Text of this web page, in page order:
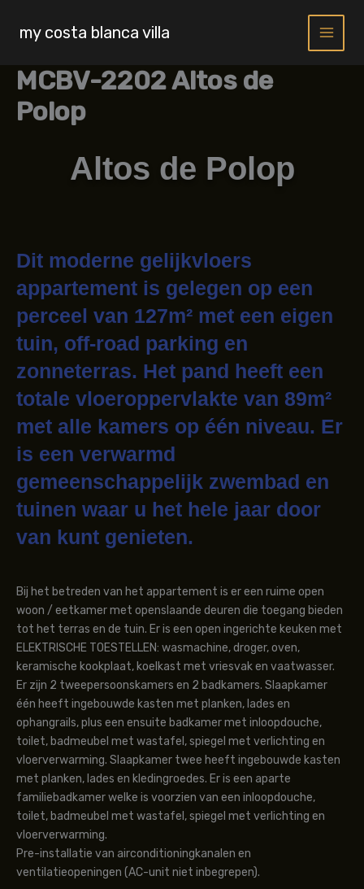
content
my costa blanca villa
MCBV-2202 Altos de
Polop
Altos de Polop
Dit moderne gelijkvloers
appartement is gelegen op een
perceel van 127m² met een eigen
tuin, off-road parking en
zonneterras. Het pand heeft een
totale vloeroppervlakte van 89m²
met alle kamers op één niveau. Er
is een verwarmd
gemeenschappelijk zwembad en
tuinen waar u het hele jaar door
van kunt genieten.
Bij het betreden van het appartement is er een ruime open
woon / eetkamer met openslaande deuren die toegang bieden
tot het terras en de tuin. Er is een open ingerichte keuken met
ELEKTRISCHE TOESTELLEN: wasmachine, droger, oven,
keramische kookplaat, koelkast met vriesvak en vaatwasser.
Er zijn 2 tweepersoonskamers en 2 badkamers. Slaapkamer
één heeft ingebouwde kasten met planken, lades en
ophangrails, plus een ensuite badkamer met inloopdouche,
toilet, badmeubel met wastafel, spiegel met verlichting en
vloerverwarming. Slaapkamer twee heeft ingebouwde kasten
met planken, lades en kledingroedes. Er is een aparte
familiebadkamer welke is voorzien van een inloopdouche,
toilet, badmeubel met wastafel, spiegel met verlichting en
vloerverwarming.
Pre-installatie van airconditioningkanalen en
ventilatieopeningen (AC-unit niet inbegrepen).